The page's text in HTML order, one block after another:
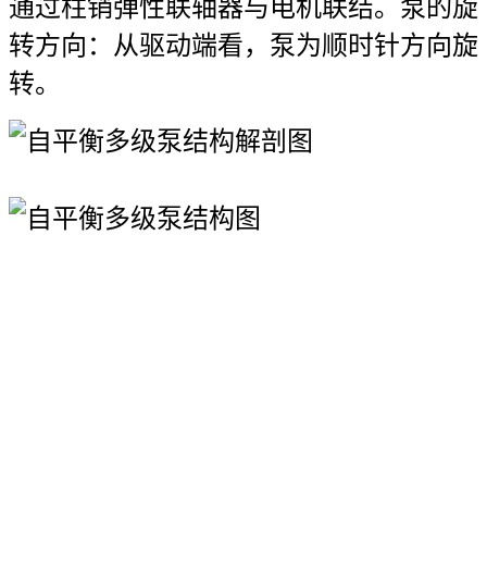
通过柱销弹性联轴器与电机联结。泵的旋
转方向：从驱动端看，泵为顺时针方向旋
转。